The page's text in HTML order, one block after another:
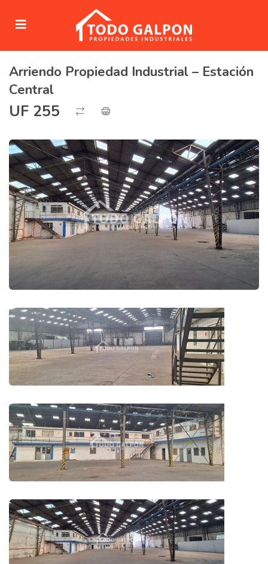
(Venta)
(Arriendo)
(Servicios)
Arriendo Propiedad Industrial – Estación
Central
UF 255